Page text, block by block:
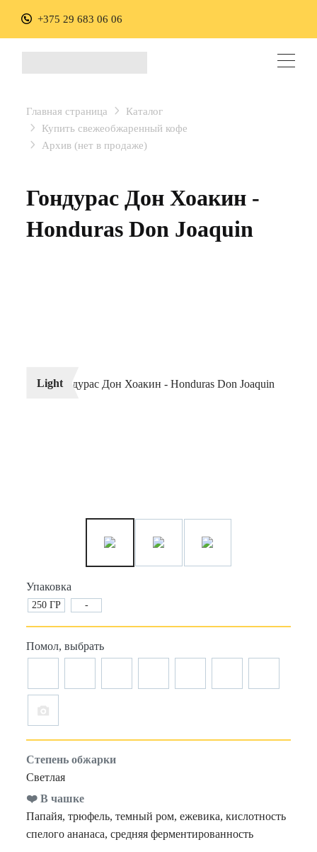
+375 29 683 06 06
Главная страница
Каталог
Купить свежеобжаренный кофе
Архив (нет в продаже)
Гондурас Дон Хоакин -
Honduras Don Joaquin
Light
Упаковка
250 ГР -
Помол, выбрать
Степень обжарки
Светлая
❤️ В чашке
Папайя, трюфель, темный ром, ежевика, кислотность
спелого ананаса, средняя ферментированность